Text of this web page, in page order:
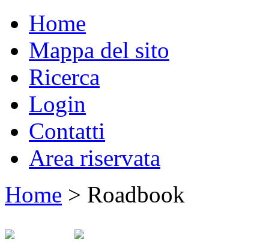
Home
Mappa del sito
Ricerca
Login
Contatti
Area riservata
Home > Roadbook